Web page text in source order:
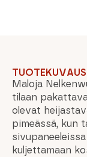
TUOTEKUVAUS
Maloja
tilaan
olevat
pimeässä, kun
kuljettamaan